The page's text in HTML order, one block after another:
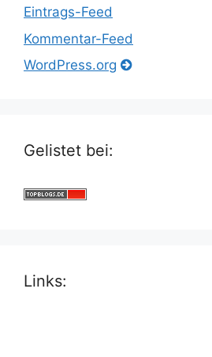
Eintrags-Feed
Kommentar-Feed
WordPress.org
Gelistet bei:
Links: